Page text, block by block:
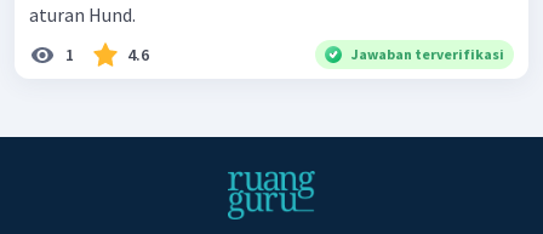
aturan Hund.
1 4.6 Jawaban terverifikasi